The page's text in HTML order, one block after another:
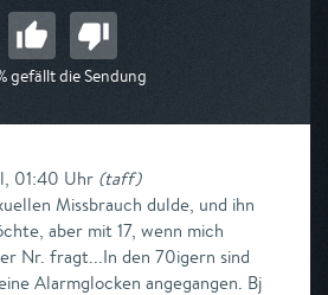
gefällt die Sendung
01:40 Uhr (taff)
Missbrauch dulde, und ihn
aber mit 17, wenn mich
Nr. fragt...In den 70igern sind
Alarmglocken angegangen. Bj